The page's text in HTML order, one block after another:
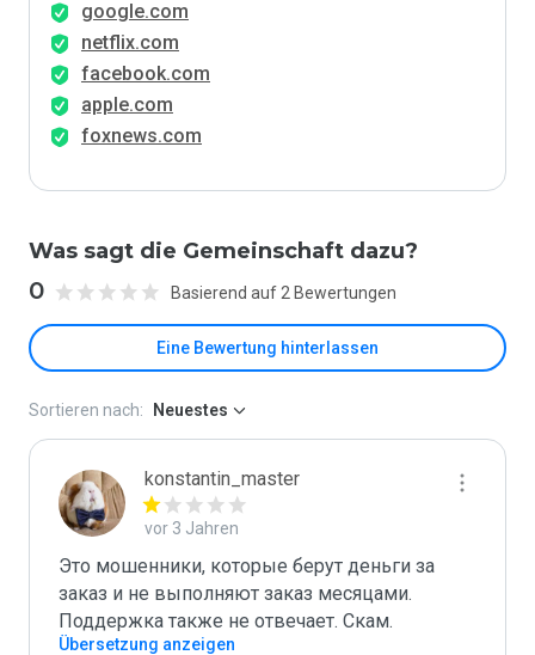
google.com
netflix.com
facebook.com
apple.com
foxnews.com
Was sagt die Gemeinschaft dazu?
0 Basierend auf 2 Bewertungen
Eine Bewertung hinterlassen
Sortieren nach: Neuestes
konstantin_master
vor 3 Jahren
Это мошенники, которые берут деньги за
заказ и не выполняют заказ месяцами.
Поддержка также не отвечает. Скам.
Übersetzung anzeigen